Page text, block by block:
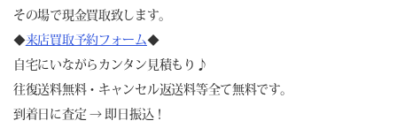
その場で現金買取致します。
◆来店買取予約フォーム◆
自宅にいながらカンタン見積もり♪
往復送料無料・キャンセル返送料等全て無料です。
到着日に査定 → 即日振込！